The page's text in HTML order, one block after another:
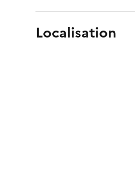
Localisation